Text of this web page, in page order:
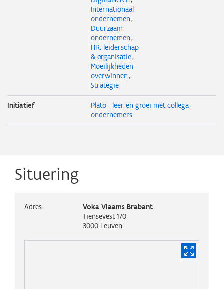
Internationaal
ondernemen
Duurzaam
ondernemen
HR, leiderschap
& organisatie
Moeilijkheden
overwinnen
Strategie
Initiatief
Plato - leer en groei met collega-
ondernemers
Situering
Adres
Voka Vlaams Brabant
Tiensevest 170
3000 Leuven